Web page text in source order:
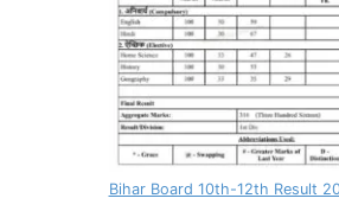
Bihar Board 10th-12th Result